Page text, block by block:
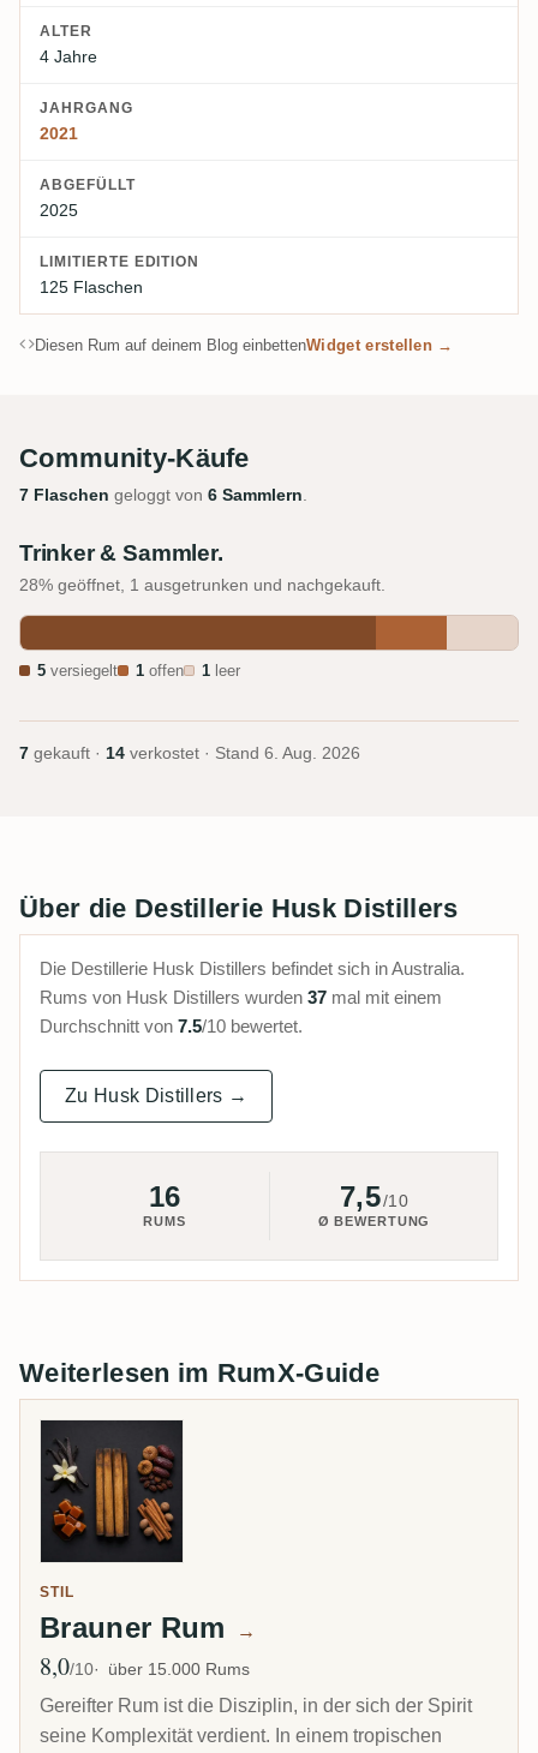
ALTER
4 Jahre
JAHRGANG
2021
ABGEFÜLLT
2025
LIMITIERTE EDITION
125 Flaschen
Diesen Rum auf deinem Blog einbettenWidget erstellen →
Community-Käufe
7 Flaschen geloggt von 6 Sammlern
Trinker & Sammler.
28% geöffnet, 1 ausgetrunken und nachgekauft.
5 versiegelt 1 offen 1 leer
7 gekauft · 14 verkostet · Stand 6. Aug. 2026
Über die Destillerie Husk Distillers
Die Destillerie Husk Distillers befindet sich in Australia.
Rums von Husk Distillers wurden 37 mal mit einem
Durchschnitt von 7.5/10 bewertet.
Zu Husk Distillers →
16
RUMS
7,5/10
Ø BEWERTUNG
Weiterlesen im RumX-Guide
STIL
Brauner Rum →
Ø Bewertung
8,0/10 über 15.000 Rums
Gereifter Rum ist die Disziplin, in der sich der Spirit
seine Komplexität verdient. In einem tropischen